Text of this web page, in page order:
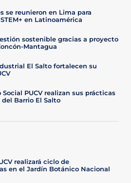
se reunieron en Lima para
en Latinoamérica
sostenible gracias a proyecto
Mantagua
El Salto fortalecen su
PUCV realizan sus prácticas
Barrio El Salto
realizará ciclo de
en el Jardín Botánico Nacional